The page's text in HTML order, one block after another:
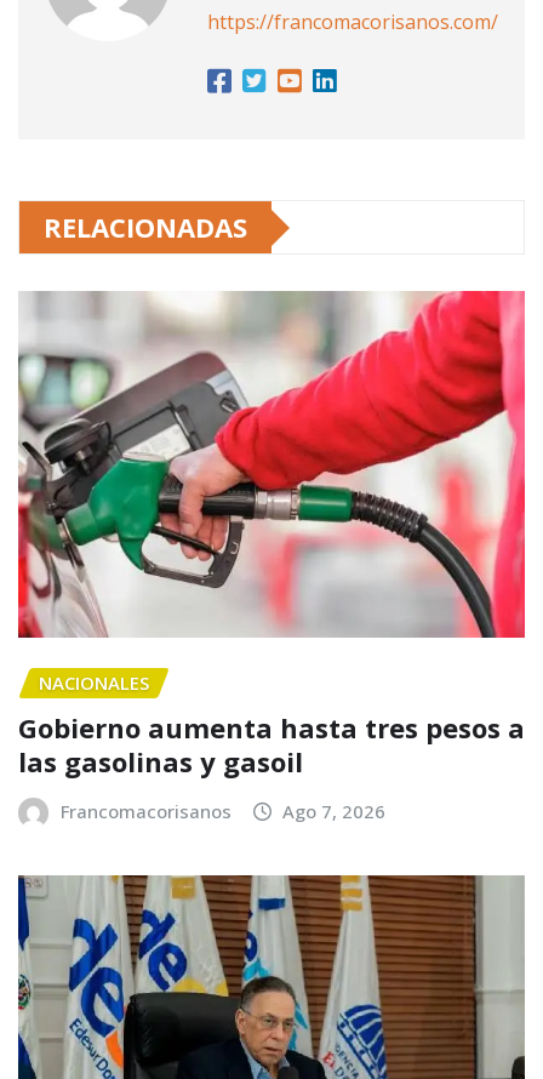
https://francomacorisanos.com/
RELACIONADAS
NACIONALES
Gobierno aumenta hasta tres pesos a
las gasolinas y gasoil
Francomacorisanos Ago 7, 2026